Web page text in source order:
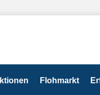
Flohmarkt